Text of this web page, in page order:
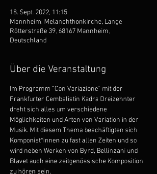
18. Sept. 2022, 11:15
Mannheim, Melanchthonkirche, Lange
Rötterstraße 39, 68167 Mannheim,
Deutschland
Über die Veranstaltung
Im Programm “Con Variazione” mit der
Frankfurter Cembalistin Kadra Dreizehnter
dreht sich alles um verschiedene
Möglichkeiten und Arten von Variation in der
Musik. Mit diesem Thema beschäftigten sich
Komponist*innen zu fast allen Zeiten und so
wird neben Werken von Byrd, Bellinzani und
Blavet auch eine zeitgenössische Komposition
zu hören sein.